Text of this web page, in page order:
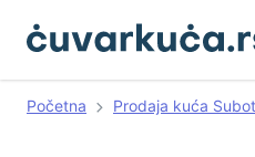
Početna Prodaja kuća